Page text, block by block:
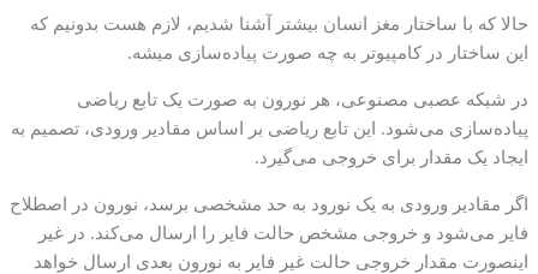
حالا که با ساختار مغز انسان بیشتر آشنا شدیم، لازم هست بدونیم که
این ساختار در کامپیوتر به چه صورت پیاده‌سازی میشه.
در شبکه عصبی مصنوعی، هر نورون به صورت یک تابع ریاضی
پیاده‌سازی می‌شود. این تابع ریاضی بر اساس مقادیر ورودی، تصمیم به
ایجاد یک مقدار برای خروجی می‌گیرد.
اگر مقادیر ورودی به یک نورود به حد مشخصی برسد، نورون در اصطلاح
فایر می‌شود و خروجی مشخص حالت فایر را ارسال می‌کند. در غیر
اینصورت مقدار خروجی حالت غیر فایر به نورون بعدی ارسال خواهد